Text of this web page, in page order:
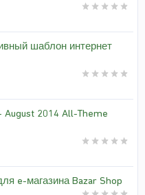
шаблон интернет
2014 All-Theme
e-магазина Bazar Shop